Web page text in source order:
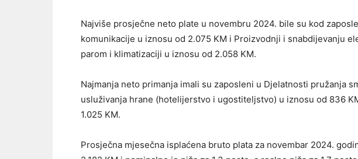
Najviše prosječne neto plate u novembru 2024. bile su kod
komunikacije u iznosu od 2.075 KM i Proizvodnji i snabdijevanju
parom i klimatizaciji u iznosu od 2.058 KM.
Najmanja neto primanja imali su zaposleni u Djelatnosti pružanja
usluživanja hrane (hotelijerstvo i ugostiteljstvo) u iznosu od 836
1.025 KM.
Prosječna mjesečna isplaćena bruto plata za novembar 2024.